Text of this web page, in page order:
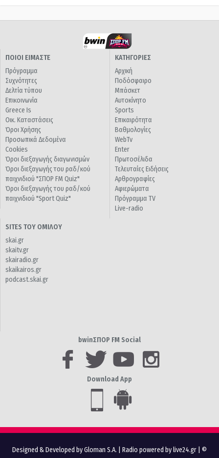
ΠΟΙΟΙ ΕΙΜΑΣΤΕ
Πρόγραμμα
Συχνότητες
Δελτία τύπου
Επικοινωνία
Greece Is
Οικ. Καταστάσεις
Όροι Χρήσης
Προσωπικά Δεδομένα
Cookies
Όροι διεξαγωγής διαγωνισμών
Όροι διεξαγωγής του ραδ/κού
παιχνιδιού "ΣΠΟΡ FM Quiz"
Όροι διεξαγωγής του ραδ/κού
παιχνιδιού "Sport Quiz"
ΚΑΤΗΓΟΡΙΕΣ
Αρχική
Ποδόσφαιρο
Μπάσκετ
Αυτοκίνητο
Sports
Επικαιρότητα
Βαθμολογίες
WebTv
Enter
Πρωτοσέλιδα
Τελευταίες Ειδήσεις
Αρθρογραφίες
Αφιερώματα
Πρόγραμμα TV
Live-radio
SITES ΤΟΥ ΟΜΙΛΟΥ
skai.gr
skaitv.gr
skairadio.gr
skaikairos.gr
podcast.skai.gr
bwinΣΠΟΡ FM Social
Download App
Designed & Developed by Gloman S.A. Radio powered by live24.gr | ©